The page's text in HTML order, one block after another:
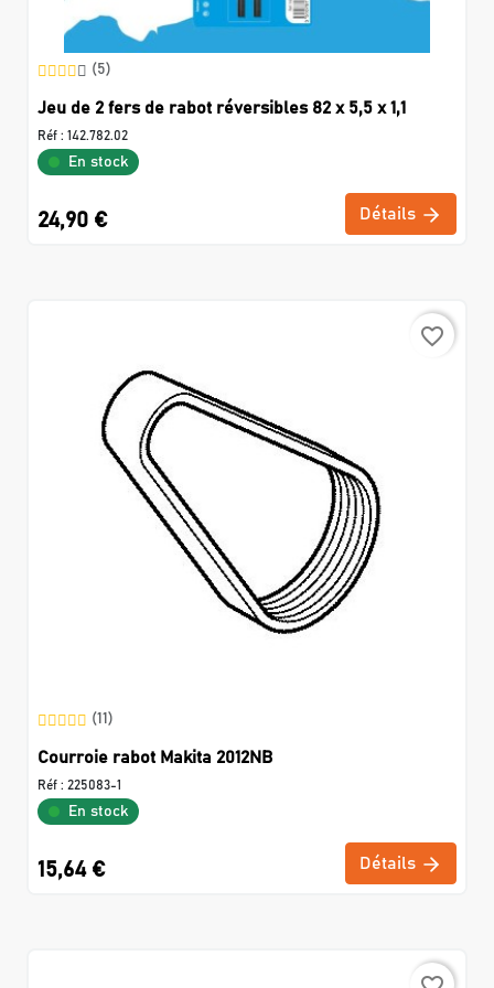
(5)
Jeu de 2 fers de rabot réversibles 82 x 5,5 x 1,1
Réf : 142.782.02
En stock
24,90 € Détails
favorite_border
(11)
Courroie rabot Makita 2012NB
Réf : 225083-1
En stock
15,64 € Détails